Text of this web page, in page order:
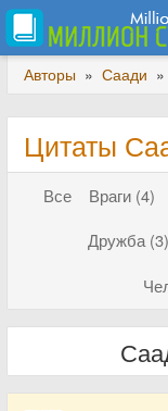
Авторы » Саади »
Цитаты
Все Враги (4)
Дружба (3)